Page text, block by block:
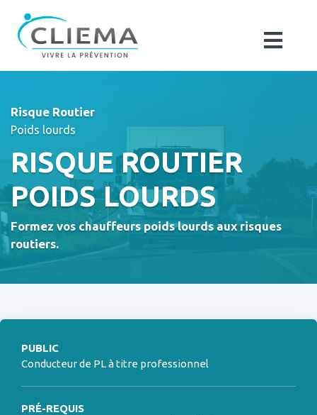
Risque Routier
Poids lourds
RISQUE ROUTIER
POIDS LOURDS
Formez vos chauffeurs poids lourds aux risques
routiers.
PUBLIC
Conducteur de PL à titre professionnel
PRÉ-REQUIS